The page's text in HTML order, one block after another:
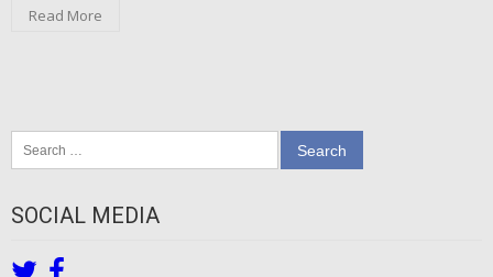
Read More
for:
SOCIAL MEDIA